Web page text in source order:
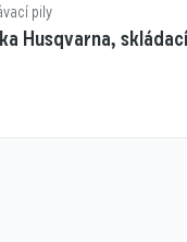
pily
Husqvarna,